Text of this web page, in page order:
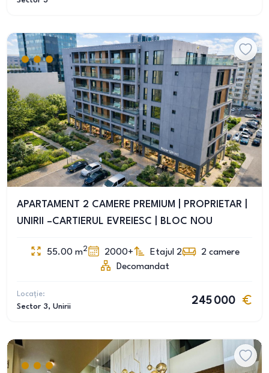
APARTAMENT 2 CAMERE PREMIUM | PROPRIETAR |
UNIRII –CARTIERUL EVREIESC | BLOC NOU
55.00 m2 2000+ Etajul 2 2 camere
Decomandat
Locație:
Sector 3, Unirii
245 000